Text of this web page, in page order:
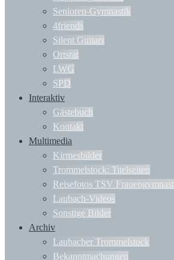
Senioren-Gymnastik
4friends
Silent Guitars
Ortsrat
LWG
SPD
Interaktiv
Gästebuch
Kontakt
Multimedia
Kirmesbilder
Trommelstock: Titelseiten
Reisefotos TSV
Laubach-Videos
Sonstige Bilder
Archiv
Laubacher Trommelstock
Bekanntmachungen